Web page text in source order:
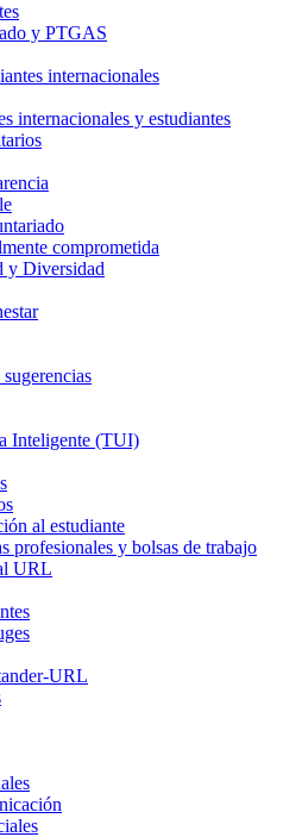
y PTGAS
internacionales
internacionales y estudiantes
comprometida
y Diversidad
Inteligente (TUI)
al estudiante
profesionales y bolsas de trabajo
URL
URL